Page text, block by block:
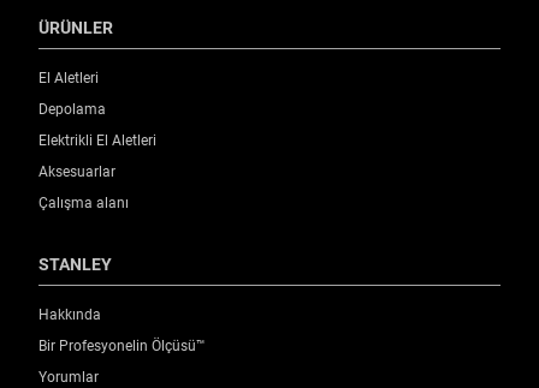
ÜRÜNLER
El Aletleri
Depolama
Elektrikli El Aletleri
Aksesuarlar
Çalışma alanı
STANLEY
Hakkında
Bir Profesyonelin Ölçüsü™
Yorumlar